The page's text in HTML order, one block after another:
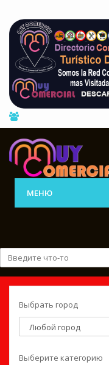
МЕНЮ
Выбрать город
Выберите категорию